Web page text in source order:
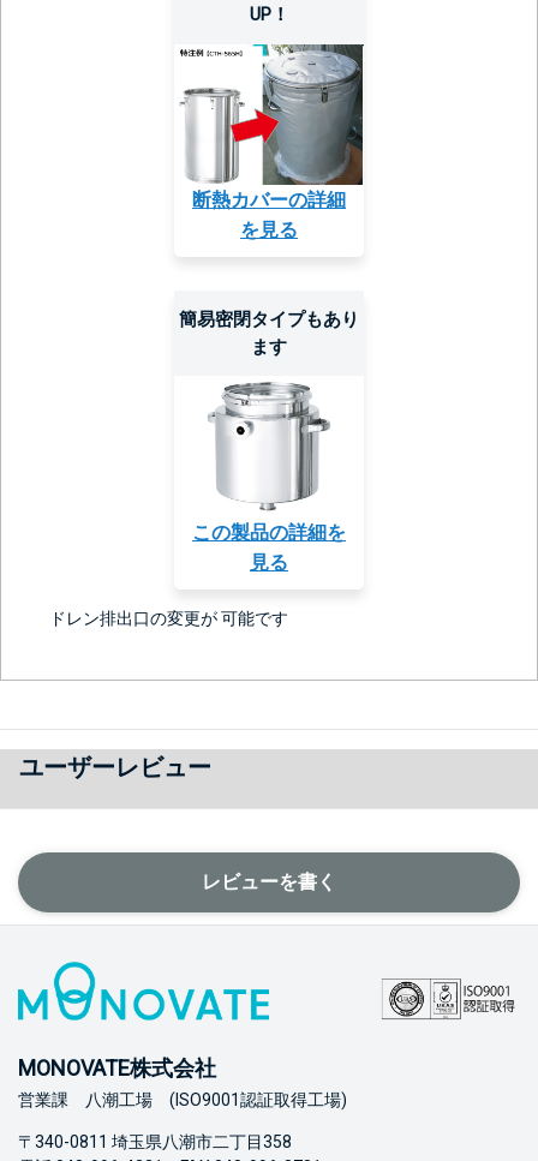
UP！
断熱カバーの詳細
を見る
簡易密閉タイプもあり
ます
この製品の詳細を
見る
ドレン排出口の変更が 可能です
ユーザーレビュー
レビューを書く
MONOVATE株式会社
営業課 八潮工場 (ISO9001認証取得工場)
〒340-0811 埼玉県八潮市二丁目358